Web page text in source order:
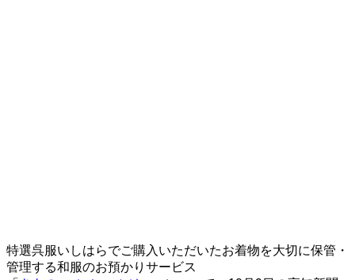
特選呉服いしはらでご購入いただいたお着物を大切に保管・
管理する和服のお預かりサービス